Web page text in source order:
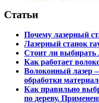
Статьи
Почему лазерный
Лазерный станок
Стоит ли выбирать
Как работает
Волоконный лазер
обработки
Как правильно
по дереву.